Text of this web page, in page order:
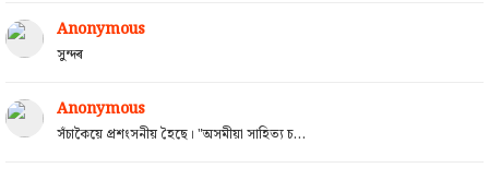
Anonymous
সুন্দৰ
Anonymous
সঁচাকৈয়ে প্ৰশংসনীয় হৈছে। "অসমীয়া সাহিত্য চ...